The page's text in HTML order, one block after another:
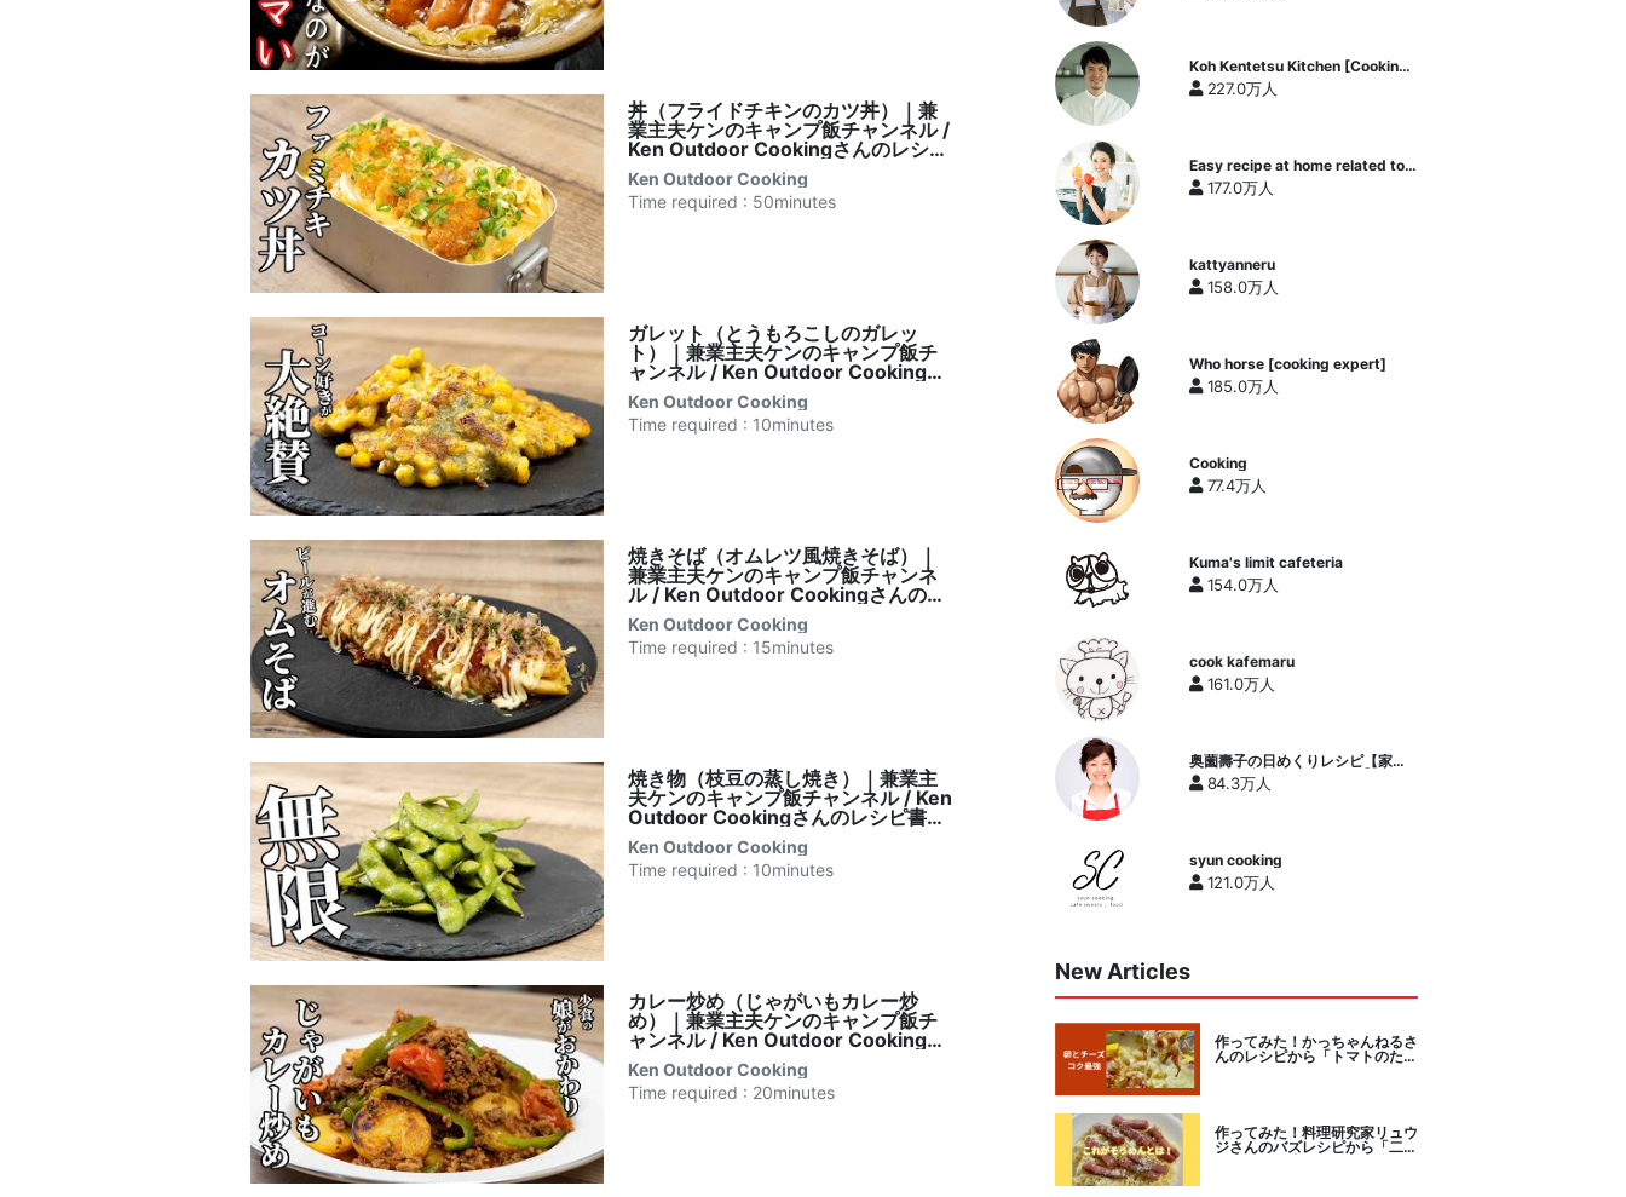
丼（フライドチキンのカツ丼）｜兼
業主夫ケンのキャンプ飯チャンネル /
Ken Outdoor Cookingさんのレシピ
書き起こし
Ken Outdoor Cooking
Time required : 50minutes
ガレット（とうもろこしのガレッ
ト）｜兼業主夫ケンのキャンプ飯チ
ャンネル / Ken Outdoor Cookingさ
んのレシピ書き起こし
Ken Outdoor Cooking
Time required : 10minutes
焼きそば（オムレツ風焼きそば）｜
兼業主夫ケンのキャンプ飯チャンネ
ル / Ken Outdoor Cookingさんのレ
シピ書き起こし
Ken Outdoor Cooking
Time required : 15minutes
焼き物（枝豆の蒸し焼き）｜兼業主
夫ケンのキャンプ飯チャンネル / Ken
Outdoor Cookingさんのレシピ書き
起こし
Ken Outdoor Cooking
Time required : 10minutes
カレー炒め（じゃがいもカレー炒
め）｜兼業主夫ケンのキャンプ飯チ
ャンネル / Ken Outdoor Cookingさ
んのレシピ書き起こし
Ken Outdoor Cooking
Time required : 20minutes
Koh Kentetsu Kitchen [Cooking
expert Koh Kentetsu official
channel]
227.0万人
Easy recipe at home related to
cooking researcher / Yukari's
Kitchen
177.0万人
kattyanneru
158.0万人
Who horse [cooking expert]
185.0万人
Cooking
77.4万人
Kuma's limit cafeteria
154.0万人
cook kafemaru
161.0万人
奥薗壽子の日めくりレシピ【家庭
料理研究家公式チャンネル】
84.3万人
syun cooking
121.0万人
New Articles
作ってみた！かっちゃんねるさ
んのレシピから「トマトのたま
作ってみた！料理研究家リュウ
ジさんのバズレシピから「二度